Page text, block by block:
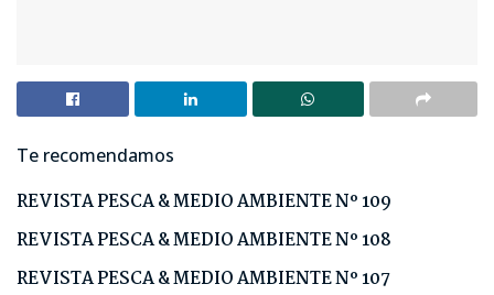
Te recomendamos
REVISTA PESCA & MEDIO AMBIENTE Nº 109
REVISTA PESCA & MEDIO AMBIENTE Nº 108
REVISTA PESCA & MEDIO AMBIENTE Nº 107